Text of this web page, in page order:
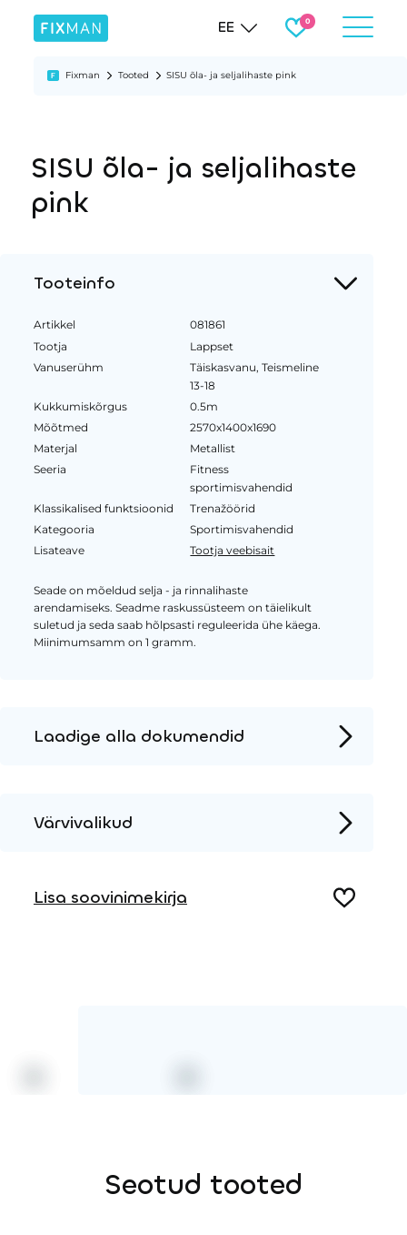
EE
Fixman Tooted SISU õla- ja seljalihaste pink
SISU õla- ja seljalihaste
pink
Tooteinfo
Artikkel
081861
Tootja
Lappset
Vanuserühm
Täiskasvanu, Teismeline
13-18
Kukkumiskõrgus
0.5m
Mõõtmed
2570x1400x1690
Materjal
Metallist
Seeria
Fitness
sportimisvahendid
Klassikalised funktsioonid
Trenažöörid
Kategooria
Sportimisvahendid
Lisateave
Tootja veebisait
Seade on mõeldud selja - ja rinnalihaste
arendamiseks. Seadme raskussüsteem on täielikult
suletud ja seda saab hõlpsasti reguleerida ühe käega.
Miinimumsamm on 1 gramm.
Laadige alla dokumendid
3D DWG
Värvivalikud
Lisa soovinimekirja
Seotud tooted